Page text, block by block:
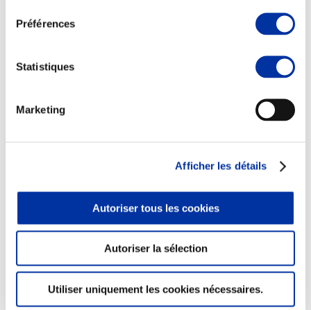
Préférences
Statistiques
Marketing
Afficher les détails
Autoriser tous les cookies
Autoriser la sélection
Utiliser uniquement les cookies nécessaires.
Elevage
Transport – mise en marché
Partenaire Climat
Alimentation de qualité, raisonnée et durable